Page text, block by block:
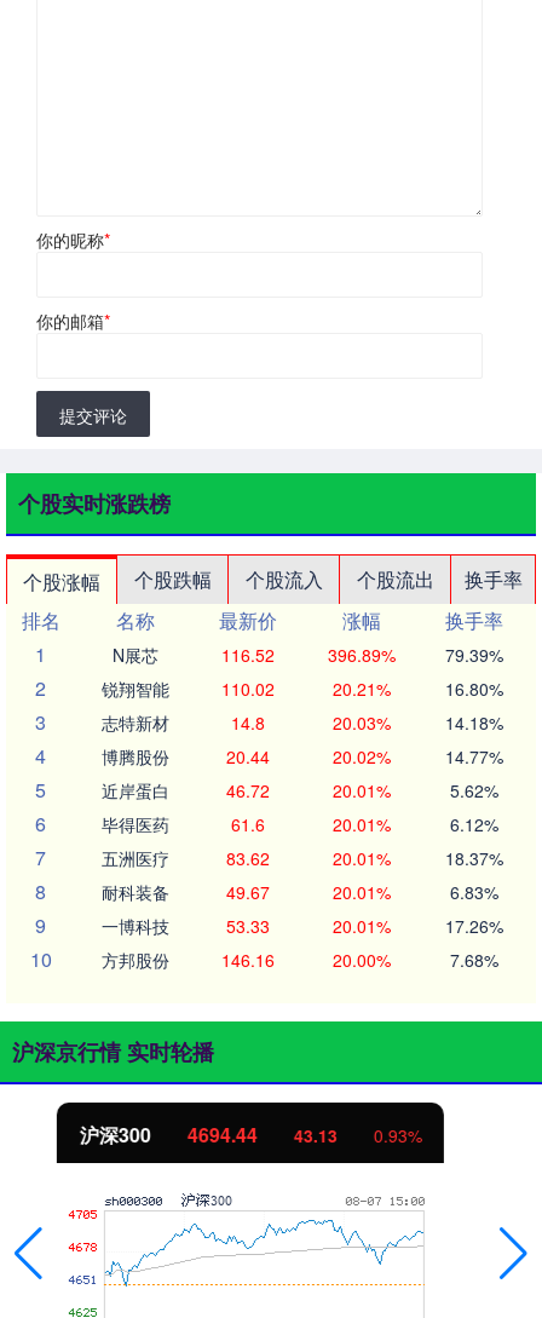
你的昵称*
你的邮箱*
提交评论
个股实时涨跌榜
个股涨幅 个股跌幅 个股流入 个股流出
换手率
排名
名称 最新价 涨幅
换手率
1
N展芯 116.52 396.89% 79.39%
2 锐翔智能 110.02 20.21% 16.80%
3 志特新材 14.8 20.03% 14.18%
4 博腾股份 20.44 20.02% 14.77%
5 近岸蛋白 46.72 20.01% 5.62%
6 毕得医药 61.6 20.01% 6.12%
7 五洲医疗 83.62 20.01% 18.37%
8 耐科装备 49.67 20.01% 6.83%
9 一博科技 53.33 20.01% 17.26%
10 方邦股份 146.16 20.00% 7.68%
沪深京行情 实时轮播
北证50 1134.24 11.37 1.01%